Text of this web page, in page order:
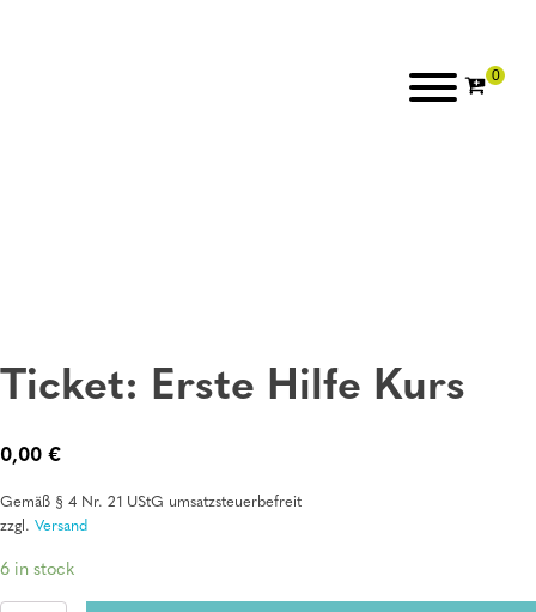
Ticket: Erste Hilfe Kurs
0,00 €
Gemäß § 4 Nr. 21 UStG umsatzsteuerbefreit
zzgl. Versand
6 in stock